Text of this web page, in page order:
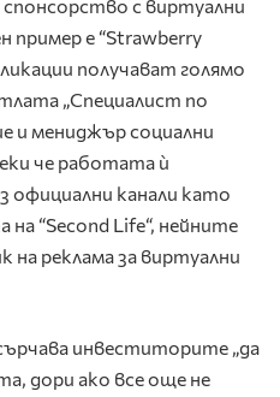
с виртуални
пример е “Strawberry
получават голямо
„Специалист по
и мениджър социални
че работата ѝ
официални канали като
“Second Life“, нейните
реклама за виртуални
инвеститорите „да
дори ако все още не